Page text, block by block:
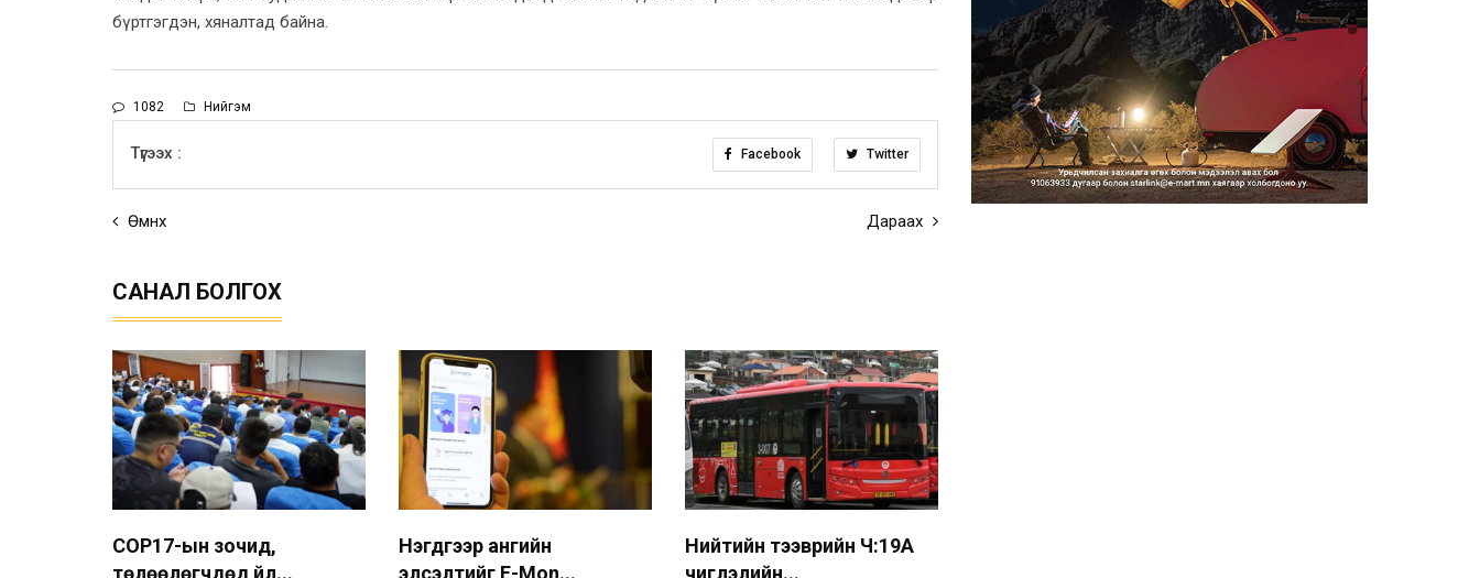
бүртгэгдэн, хяналтад байна.
1082 Нийгэм
Түгээх : Facebook Twitter
Өмнөх Дараах
САНАЛ БОЛГОХ
COP17-ын зочид,
төлөөлөгчдөд үйл...
Нэгдүгээр ангийн
элсэлтийг E-Mon...
Нийтийн тээврийн Ч:19А
чиглэлийн...
Улсын чанартай хатуу
хучилттай авто замын талаас
и...
2026/08/06
Засгийн газар энэ оныг
дуустал санхүүгийн хэмнэлти...